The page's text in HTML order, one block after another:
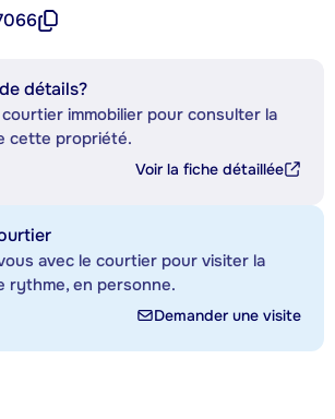
détails?
immobilier pour consulter la
cette propriété.
Voir la fiche détaillée
avec le courtier pour visiter la
rythme, en personne.
Demander une visite